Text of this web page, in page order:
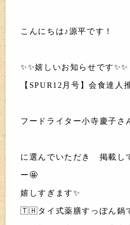
こんにちは♪源平です！
✨✨嬉しいお知らせです✨✨
【SPUR12月号】会食達
フードライター小寺慶子さ
に選んでいただき 掲載し
ー🤩
嬉しすぎます✨
🇹🇭タイ式薬膳すっぽん鍋